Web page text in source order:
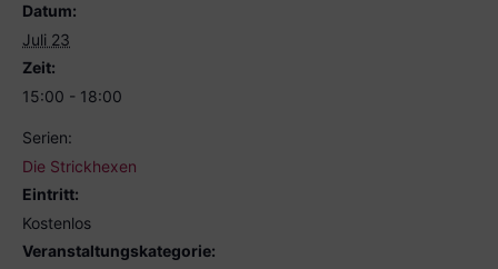
Datum:
Juli 23
Zeit:
15:00 - 18:00
Serien:
Die Strickhexen
Eintritt:
Kostenlos
Veranstaltungskategorie: